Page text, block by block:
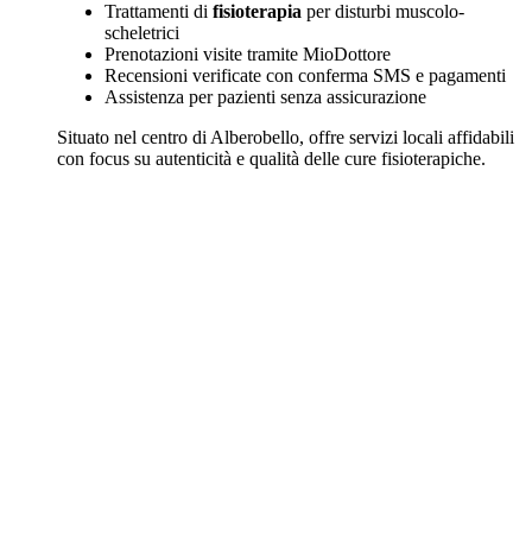
Trattamenti di fisioterapia per disturbi muscolo-
scheletrici
Prenotazioni visite tramite MioDottore
Recensioni verificate con conferma SMS e pagamenti
Assistenza per pazienti senza assicurazione
Situato nel centro di Alberobello, offre servizi locali affidabili
con focus su autenticità e qualità delle cure fisioterapiche.